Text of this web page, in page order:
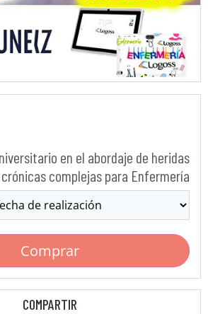
en el abordaje de heridas
crónicas complejas para Enfermería
Comprar
COMPARTIR